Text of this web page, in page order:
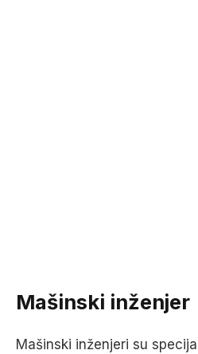
Mašinski inženjer
Mašinski inženjeri su